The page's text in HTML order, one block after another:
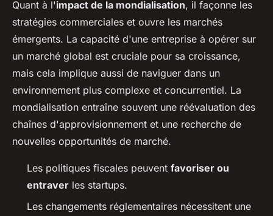
Quant à l'impact de la mondialisation, il façonne les
stratégies commerciales et ouvre les marchés
émergents. La capacité d'une entreprise à opérer sur
un marché global est cruciale pour sa croissance,
mais cela implique aussi de naviguer dans un
environnement plus complexe et concurrentiel. La
mondialisation entraîne souvent une réévaluation des
chaînes d'approvisionnement et une recherche de
nouvelles opportunités de marché.
Les politiques fiscales peuvent favoriser ou
entraver les startups.
Les changements réglementaires nécessitent une